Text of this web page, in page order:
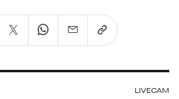
LIVECAM